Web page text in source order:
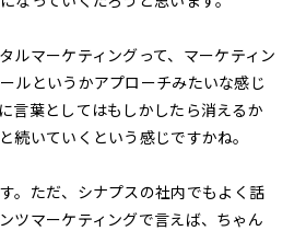
ルマーケティングって、マーケティン
ルというかアプローチみたいな感じ
言葉としてはもしかしたら消えるか
続いていくという感じですかね。
。ただ、シナプスの社内でもよく話
ツマーケティングで言えば、ちゃん